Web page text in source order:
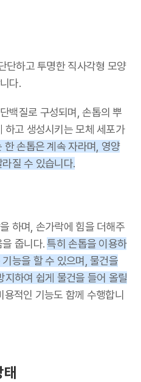
단하고 투명한 직사각형 모양
다.
백질로 구성되며, 손톱의 뿌
하고 생성시키는 모체 세포가
한 손톱은 계속 자라며, 영양
질 수 있습니다.
하며, 손가락에 힘을 더해주
을 줍니다.특히 손톱을 이용하
능을 할 수 있으며, 물건을
지하여 쉽게 물건을 들어 올릴
적인 기능도 함께 수행합니